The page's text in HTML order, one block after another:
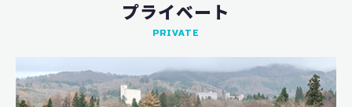
プライベート
PRIVATE